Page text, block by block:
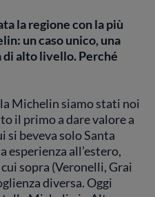
la regione con la più
un caso unico, una
alto livello. Perché
Michelin siamo stati noi
il primo a dare valore a
si beveva solo Santa
esperienza all’estero,
sopra (Veronelli, Grai
diversa. Oggi